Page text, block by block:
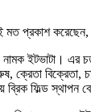
প্রকাশ করেছেন,
নামক ইটভাটা। এর
ক্রেতা বিক্রেতা,
ব্রিক ফিল্ড স্থাপন